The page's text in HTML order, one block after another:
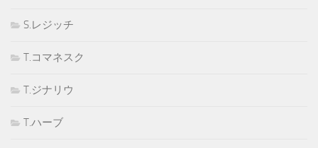
S.レジッチ
T.コマネスク
T.ジナリウ
T.ハーブ